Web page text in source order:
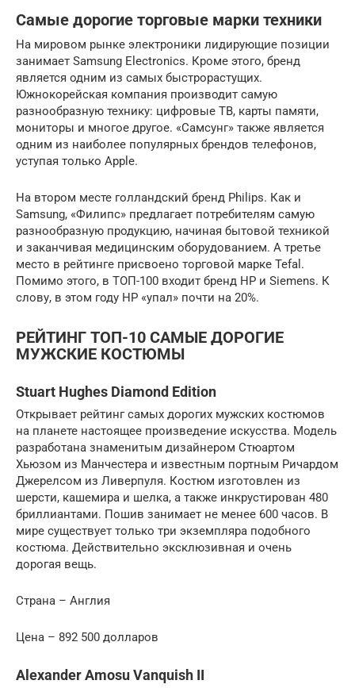
Самые дорогие торговые марки техники
На мировом рынке электроники лидирующие позиции
занимает Samsung Electronics. Кроме этого, бренд
является одним из самых быстрорастущих.
Южнокорейская компания производит самую
разнообразную технику: цифровые ТВ, карты памяти,
мониторы и многое другое. «Самсунг» также является
одним из наиболее популярных брендов телефонов,
уступая только Apple.
На втором месте голландский бренд Philips. Как и
Samsung, «Филипс» предлагает потребителям самую
разнообразную продукцию, начиная бытовой техникой
и заканчивая медицинским оборудованием. А третье
место в рейтинге присвоено торговой марке Tefal.
Помимо этого, в ТОП-100 входит бренд HP и Siemens. К
слову, в этом году HP «упал» почти на 20%.
РЕЙТИНГ ТОП-10 САМЫЕ ДОРОГИЕ
МУЖСКИЕ КОСТЮМЫ
Stuart Hughes Diamond Edition
Открывает рейтинг самых дорогих мужских костюмов
на планете настоящее произведение искусства. Модель
разработана знаменитым дизайнером Стюартом
Хьюзом из Манчестера и известным портным Ричардом
Джерелсом из Ливерпуля. Костюм изготовлен из
шерсти, кашемира и шелка, а также инкрустирован 480
бриллиантами. Пошив занимает не менее 600 часов. В
мире существует только три экземпляра подобного
костюма. Действительно эксклюзивная и очень
дорогая вещь.
Страна – Англия
Цена – 892 500 долларов
Alexander Amosu Vanquish II